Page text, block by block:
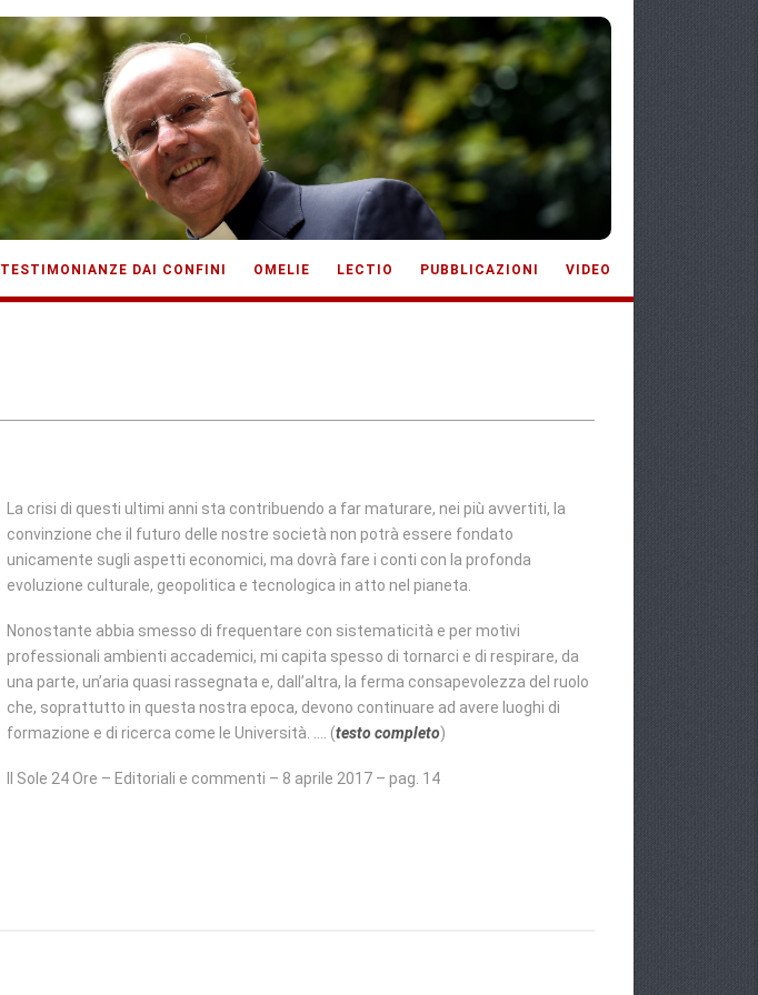
TESTIMONIANZE DAI CONFINI OMELIE LECTIO PUBBLICAZIONI VIDEO
La crisi di questi ultimi anni sta contribuendo a far maturare, nei più avvertiti, la
convinzione che il futuro delle nostre società non potrà essere fondato
unicamente sugli aspetti economici, ma dovrà fare i conti con la profonda
evoluzione culturale, geopolitica e tecnologica in atto nel pianeta.
Nonostante abbia smesso di frequentare con sistematicità e per motivi
professionali ambienti accademici, mi capita spesso di tornarci e di respirare, da
una parte, un’aria quasi rassegnata e, dall’altra, la ferma consapevolezza del ruolo
che, soprattutto in questa nostra epoca, devono continuare ad avere luoghi di
formazione e di ricerca come le Università. …. (testo completo)
Il Sole 24 Ore – Editoriali e commenti – 8 aprile 2017 – pag. 14